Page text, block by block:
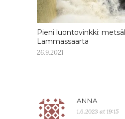
Pieni luontovinkki:
Lammassaarta
26.9.2021
ANNA
1.6.2023 at 19:15